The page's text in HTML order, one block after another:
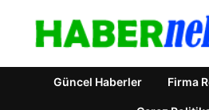
Güncel Haberler Firma